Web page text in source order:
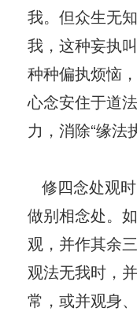
我。但众生无
我，这种妄执
种种偏执烦恼
心念安住于道
力，消除“缘法
修四念处观
做别相念处。
观，并作其余
观法无我时，
常，或并观身